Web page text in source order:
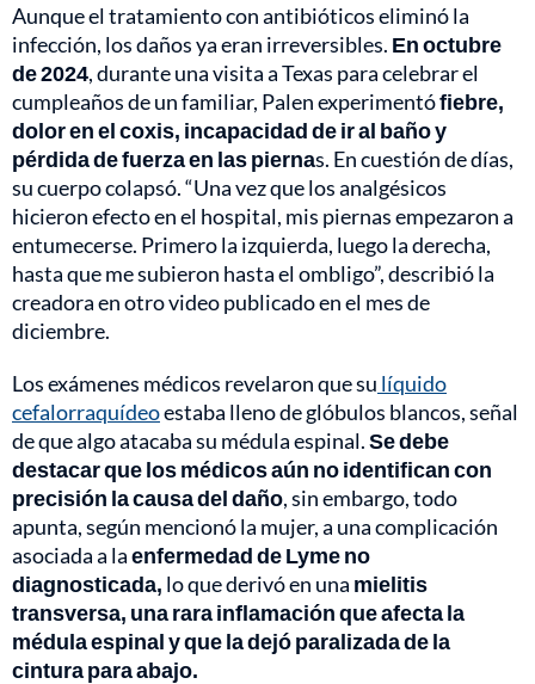
Aunque el tratamiento con antibióticos eliminó la
infección, los daños ya eran irreversibles. En octubre
de 2024, durante una visita a Texas para celebrar el
cumpleaños de un familiar, Palen experimentófiebre,
dolor en el coxis, incapacidad de ir al baño y
pérdida de fuerza en las piernas. En cuestión de días,
su cuerpo colapsó. “Una vez que los analgésicos
hicieron efecto en el hospital, mis piernas empezaron a
entumecerse. Primero la izquierda, luego la derecha,
hasta que me subieron hasta el ombligo”, describió la
creadora en otro video publicado en el mes de
diciembre.
Los exámenes médicos revelaron que su líquido
cefalorraquídeoestaba lleno de glóbulos blancos, señal
de que algo atacaba su médula espinal.Se debe
destacar que los médicos aún no identifican con
precisión la causa del daño, sin embargo, todo
apunta, según mencionó la mujer, a una complicación
asociada a laenfermedad de Lyme no
diagnosticada, lo que derivó en una mielitis
transversa, una rara inflamación que afecta la
médula espinal y que la dejó paralizada de la
cintura para abajo.